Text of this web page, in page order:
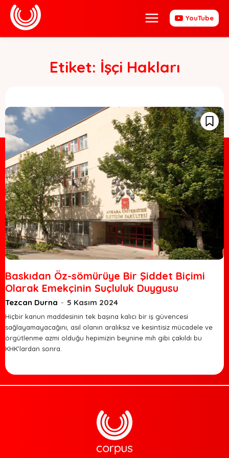
YouTube
Etiket: İşçi Hakları
Baskıdan Öz-sömürüye Bir Şiddet Biçimi
Olarak Emekçinin Suçluluk Duygusu
Tezcan Durna - 5 Kasım 2024
Hiçbir kanun maddesinin tek başına kalıcı bir iş güvencesi
sağlayamayacağını, asıl olanın aralıksız ve kesintisiz mücadele ve
örgütlenme azmi olduğu hepimizin beynine mıh gibi çakıldı bu
KHK’lardan sonra.